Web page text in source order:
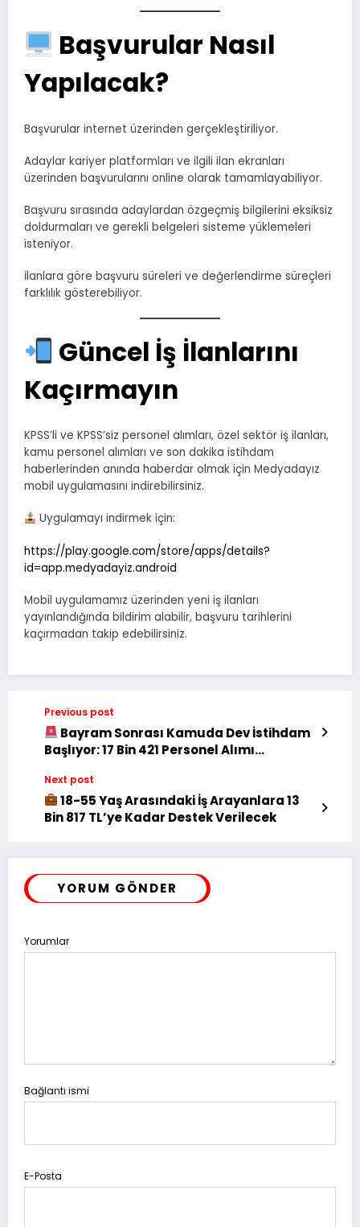
Başvurular Nasıl
Yapılacak?
Başvurular internet üzerinden gerçekleştiriliyor.
Adaylar kariyer platformları ve ilgili ilan ekranları
üzerinden başvurularını online olarak tamamlayabiliyor.
Başvuru sırasında adaylardan özgeçmiş bilgilerini eksiksiz
doldurmaları ve gerekli belgeleri sisteme yüklemeleri
isteniyor.
İlanlara göre başvuru süreleri ve değerlendirme süreçleri
farklılık gösterebiliyor.
Güncel İş İlanlarını
Kaçırmayın
KPSS’li ve KPSS’siz personel alımları, özel sektör iş ilanları,
kamu personel alımları ve son dakika istihdam
haberlerinden anında haberdar olmak için Medyadayız
mobil uygulamasını indirebilirsiniz.
Uygulamayı indirmek için:
https://play.google.com/store/apps/details?
id=app.medyadayiz.android
Mobil uygulamamız üzerinden yeni iş ilanları
yayınlandığında bildirim alabilir, başvuru tarihlerini
kaçırmadan takip edebilirsiniz.
Previous post
Bayram Sonrası Kamuda Dev İstihdam
Başlıyor: 17 Bin 421 Personel Alımı
Next post
18-55 Yaş Arasındaki İş Arayanlara 13
Bin 817 TL’ye Kadar Destek Verilecek
YORUM GÖNDER
Yorumlar
Bağlantı ismi
E-Posta